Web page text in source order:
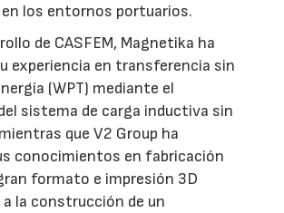
los entornos portuarios.
de CASFEM, Magnetika ha
experiencia en transferencia sin
(WPT) mediante el
sistema de carga inductiva sin
que V2 Group ha
conocimientos en fabricación
formato e impresión 3D
la construcción de un